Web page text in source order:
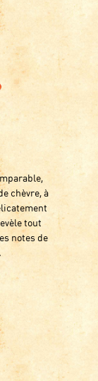
chèvre, à
tout
notes de